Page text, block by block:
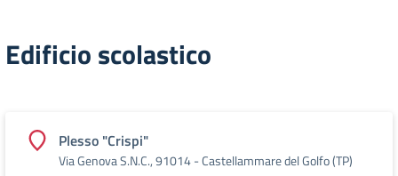
Edificio scolastico
Plesso "Crispi"
Via Genova S.N.C., 91014 - Castellammare del Golfo (TP)